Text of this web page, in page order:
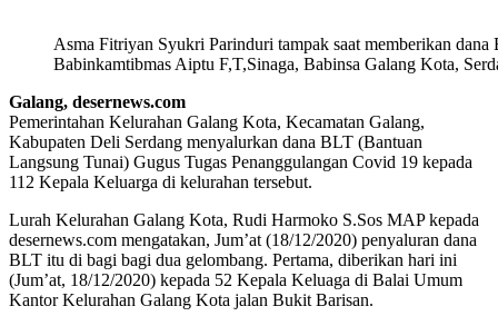
Asma Fitriyan Syukri Parinduri tampak saat memberikan
Babinkamtibmas Aiptu F,T,Sinaga, Babinsa Galang Kota,
Galang, desernews.com
Pemerintahan Kelurahan Galang Kota, Kecamatan Galang,
Kabupaten Deli Serdang menyalurkan dana BLT (Bantuan
Langsung Tunai) Gugus Tugas Penanggulangan Covid 19 kepada
112 Kepala Keluarga di kelurahan tersebut.
Lurah Kelurahan Galang Kota, Rudi Harmoko S.Sos MAP kepada
desernews.com mengatakan, Jum’at (18/12/2020) penyaluran dana
BLT itu di bagi bagi dua gelombang. Pertama, diberikan hari ini
(Jum’at, 18/12/2020) kepada 52 Kepala Keluaga di Balai Umum
Kantor Kelurahan Galang Kota jalan Bukit Barisan.